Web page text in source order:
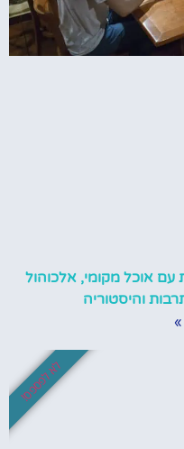
עם אוכל מקומי, אלכוהול
והיסטוריה
לא לפספס!